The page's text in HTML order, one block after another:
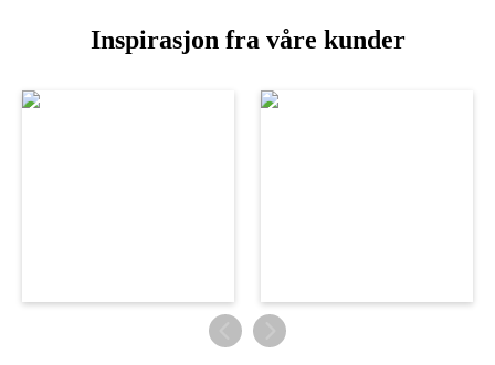
Inspirasjon fra våre kunder